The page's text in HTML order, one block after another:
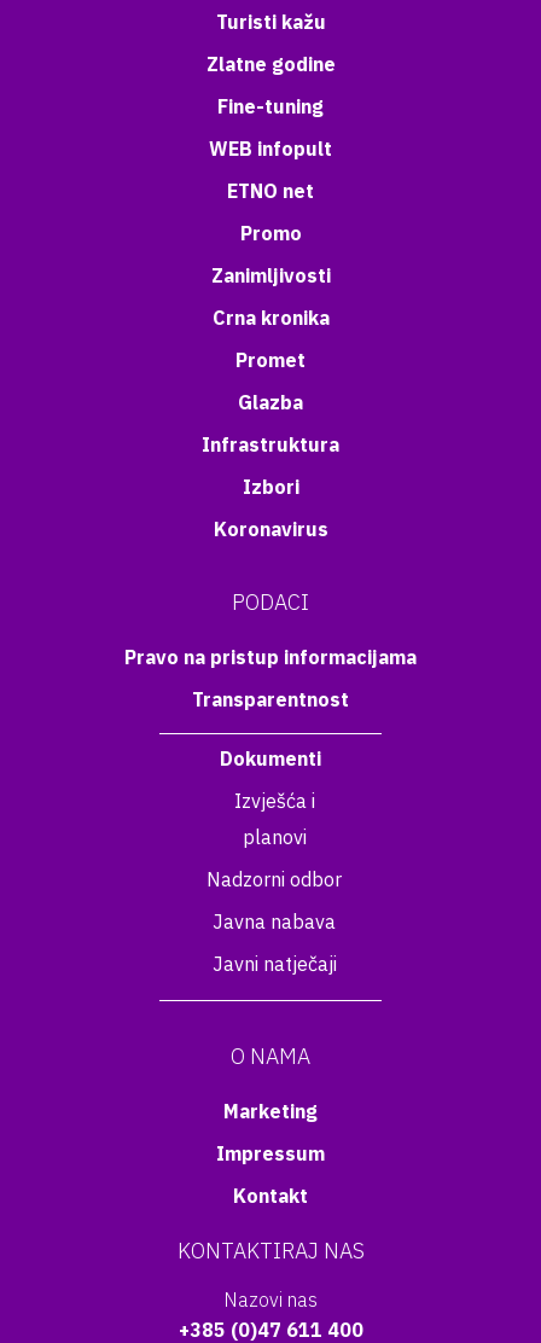
Turisti kažu
Zlatne godine
Fine-tuning
WEB infopult
ETNO net
Promo
Zanimljivosti
Crna kronika
Promet
Glazba
Infrastruktura
Izbori
Koronavirus
PODACI
Pravo na pristup informacijama
Transparentnost
Dokumenti
Izvješća i
planovi
Nadzorni odbor
Javna nabava
Javni natječaji
O NAMA
Marketing
Impressum
Kontakt
KONTAKTIRAJ NAS
Nazovi nas
+385 (0)47 611 400